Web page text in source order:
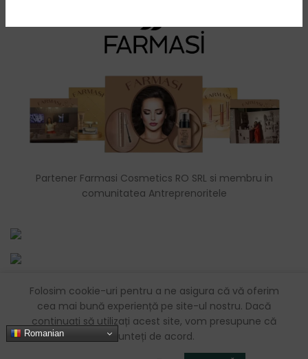
Partener Farmasi Cosmetics RO SRL si membru in
comunitatea Antreprenoritele
chirila_maria_simona@yahoo.com
Sibiu, România
0726083576
Folosim cookie-uri pentru a ne asigura că vă oferim
cea mai bună experiență pe site-ul nostru. Dacă
continuați să utilizați acest site, vom presupune că
sunteți de acord.
Romanian